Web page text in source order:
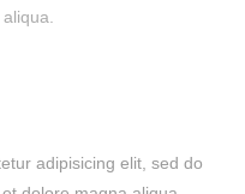
adipisicing elit, sed do